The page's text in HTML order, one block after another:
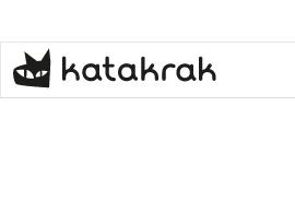
contenido
principal